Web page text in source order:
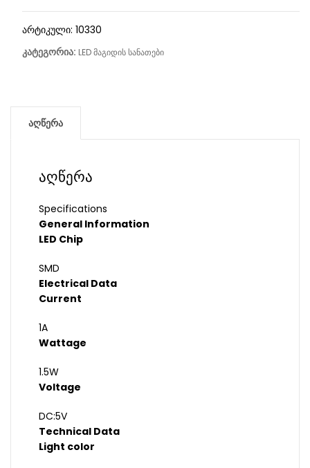
არტიკული: 10330
კატეგორია: LED მაგიდის სანათები
აღწერა
აღწერა
Specifications
General Information
LED Chip
SMD
Electrical Data
Current
1A
Wattage
1.5W
Voltage
DC:5V
Technical Data
Light color